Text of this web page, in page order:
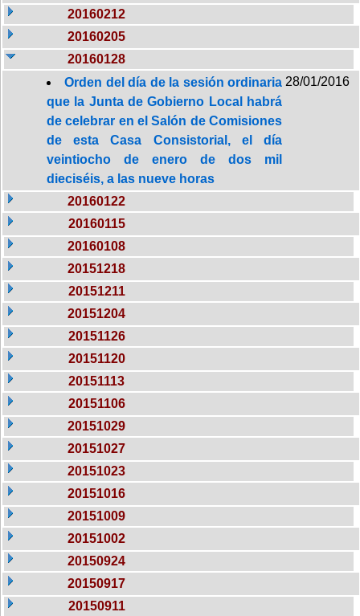
20160212
20160205
20160128
Orden del día de la sesión ordinaria
que la Junta de Gobierno Local habrá
de celebrar en el Salón de Comisiones
de esta Casa Consistorial, el día
veintiocho de enero de dos mil
dieciséis, a las nueve horas
28/01/2016
20160122
20160115
20160108
20151218
20151211
20151204
20151126
20151120
20151113
20151106
20151029
20151027
20151023
20151016
20151009
20151002
20150924
20150917
20150911